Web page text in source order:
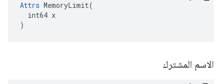
Attrs MemoryLimit(
  int64 x
)
الاسم المشترك